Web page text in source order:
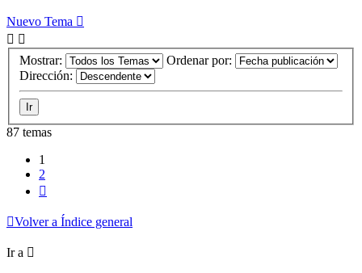
Nuevo Tema
Mostrar:
Ordenar por:
Dirección:
87 temas
1
2
Volver a Índice general
Ir a